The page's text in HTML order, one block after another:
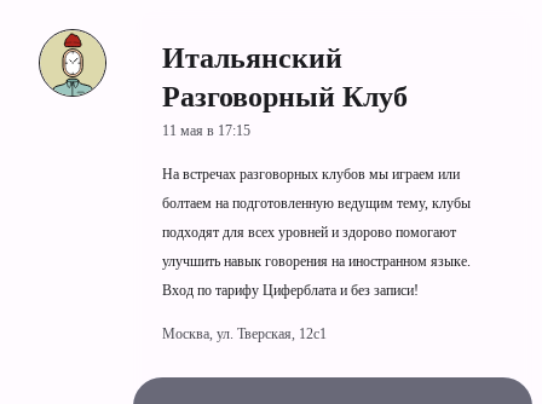
Итальянский
Разговорный Клуб
11 мая в 17:15
На встречах разговорных клубов мы играем или
болтаем на подготовленную ведущим тему, клубы
подходят для всех уровней и здорово помогают
улучшить навык говорения на иностранном языке.
Вход по тарифу Циферблата и без записи!
Москва, ул. Тверская, 12с1